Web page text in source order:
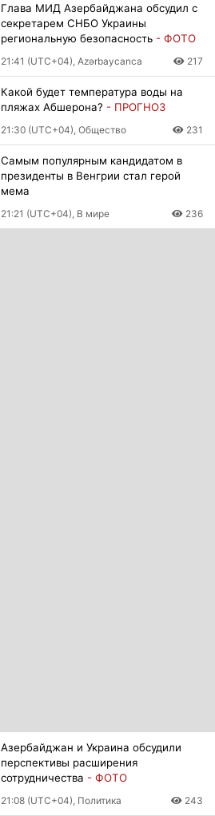
Глава МИД Азербайджана обсудил с
секретарем СНБО Украины
региональную безопасность - ФОТО
21:41 (UTC+04), Azərbaycanca 217
Какой будет температура воды на
пляжах Абшерона? - ПРОГНОЗ
21:30 (UTC+04), Общество 231
Самым популярным кандидатом в
президенты в Венгрии стал герой
мема
21:21 (UTC+04), В мире 236
Азербайджан и Украина обсудили
перспективы расширения
сотрудничества - ФОТО
21:08 (UTC+04), Политика 243